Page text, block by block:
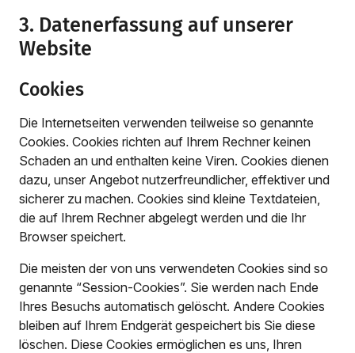
3. Datenerfassung auf unserer
Website
Cookies
Die Internetseiten verwenden teilweise so genannte
Cookies. Cookies richten auf Ihrem Rechner keinen
Schaden an und enthalten keine Viren. Cookies dienen
dazu, unser Angebot nutzerfreundlicher, effektiver und
sicherer zu machen. Cookies sind kleine Textdateien,
die auf Ihrem Rechner abgelegt werden und die Ihr
Browser speichert.
Die meisten der von uns verwendeten Cookies sind so
genannte “Session-Cookies”. Sie werden nach Ende
Ihres Besuchs automatisch gelöscht. Andere Cookies
bleiben auf Ihrem Endgerät gespeichert bis Sie diese
löschen. Diese Cookies ermöglichen es uns, Ihren